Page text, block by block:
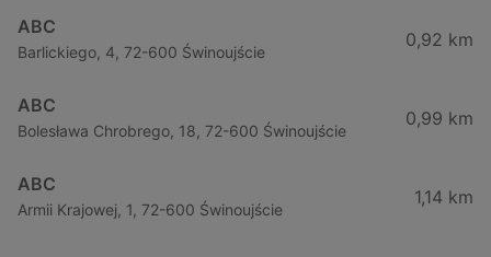
ABC
Barlickiego, 4, 72-600 Świnoujście
0,92 km
ABC
Bolesława Chrobrego, 18, 72-600 Świnoujście
0,99 km
ABC
Armii Krajowej, 1, 72-600 Świnoujście
1,14 km